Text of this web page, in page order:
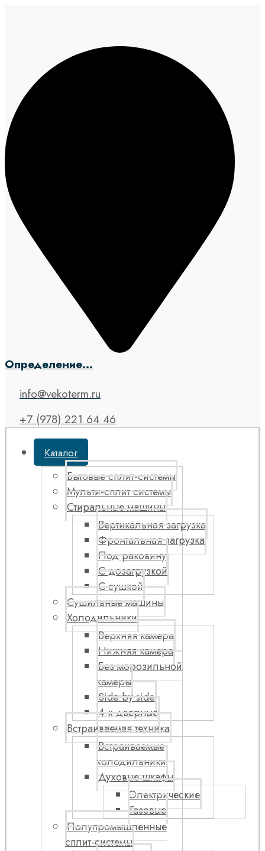
Определение...
info@vekoterm.ru
+7 (978) 221 64 46
Каталог
Бытовые сплит-системы
Мульти-сплит системы
Стиральные машины
Вертикальная загрузка
Фронтальная загрузка
Под раковину
С дозагрузкой
С сушкой
Сушильные машины
Холодильники
Верхняя камера
Нижняя камера
Без морозильной
камеры
Side by side
4-х дверные
Встраиваемая техника
Встраиваемые
холодильники
Духовые шкафы
Электрические
Газовые
Полупромышленные
сплит-системы